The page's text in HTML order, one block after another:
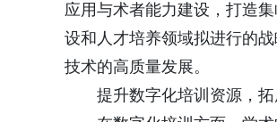
应用与术者能力建设，打造
设和人才培养领域拟进行的
技术的高质量发展。
提升数字化培训资源，